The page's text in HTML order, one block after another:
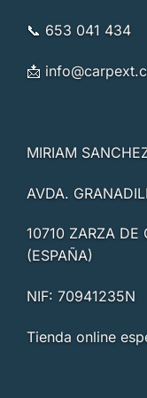
📞 653 041 434
📩
MIRIAM
AVDA.
10710 ZARZA DE
(ESPAÑA)
NIF: 70941235N
Tienda online